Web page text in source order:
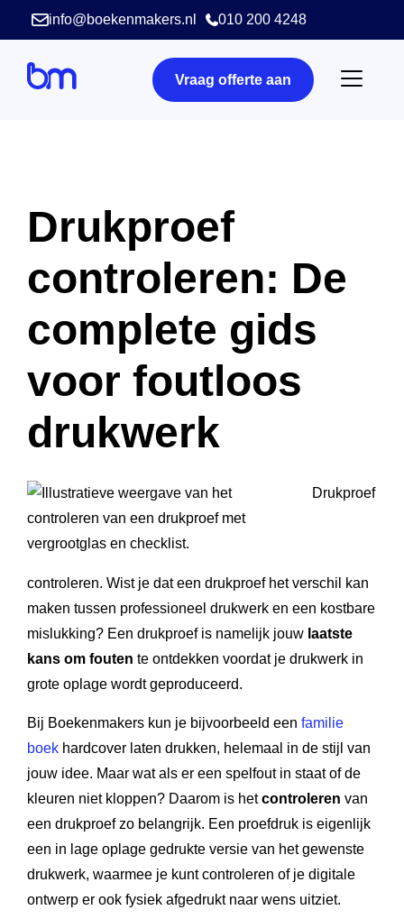
info@boekenmakers.nl 010 200 4248
Vraag offerte aan
Drukproef
controleren: De
complete gids
voor foutloos
drukwerk
Drukproef
controleren. Wist je dat een drukproef het verschil kan
maken tussen professioneel drukwerk en een kostbare
mislukking? Een drukproef is namelijk jouw laatste
kans om fouten te ontdekken voordat je drukwerk in
grote oplage wordt geproduceerd.
Bij Boekenmakers kun je bijvoorbeeld een familie
boek hardcover laten drukken, helemaal in de stijl van
jouw idee. Maar wat als er een spelfout in staat of de
kleuren niet kloppen? Daarom is hetcontroleren van
een drukproef zo belangrijk. Een proefdruk is eigenlijk
een in lage oplage gedrukte versie van het gewenste
drukwerk, waarmee je kunt controleren of je digitale
ontwerp er ook fysiek afgedrukt naar wens uitziet.